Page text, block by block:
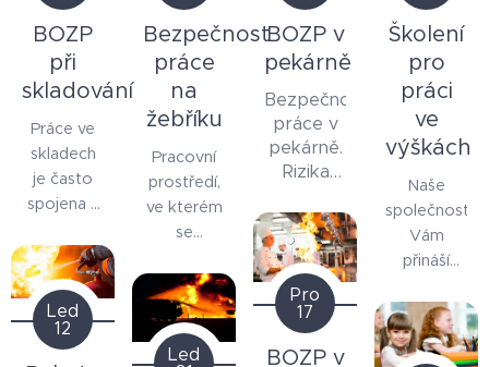
BOZP
při
skladování
Práce ve
skladech
je často
spojena s
nebezpečími
pro
zaměstnance,
včetně
pracovních
Bezpečnost
práce
na
žebříku
Pracovní
prostředí,
ve kterém
se
žebříky,
vyžaduje
pečlivé
dodržování
BOZP v
pekárně
Bezpečnost
práce v
pekárně.
Rizika
jejich
prevence
Školení
pro
práci
ve
výškách
Naše
společnost
Vám
přináší
školení
pro práci
ve
Led
12
Led
Pro
17
BOZP v